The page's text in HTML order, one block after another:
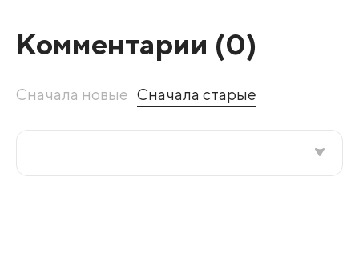
Комментарии (0)
Сначала новые Сначала старые